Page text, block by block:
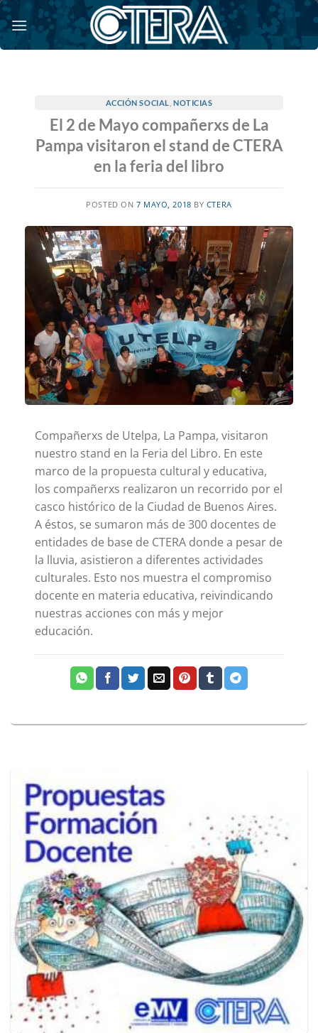
Saltar
al
contenido
ACCIÓN SOCIAL NOTICIAS
El 2 de Mayo compañerxs de La
Pampa visitaron el stand de CTERA
en la feria del libro
POSTED ON 7 MAYO, 2018 BY CTERA
Compañerxs de Utelpa, La Pampa, visitaron
nuestro stand en la Feria del Libro. En este
marco de la propuesta cultural y educativa,
los compañerxs realizaron un recorrido por el
casco histórico de la Ciudad de Buenos Aires.
A éstos, se sumaron más de 300 docentes de
entidades de base de CTERA donde a pesar de
la lluvia, asistieron a diferentes actividades
culturales. Esto nos muestra el compromiso
docente en materia educativa, reivindicando
nuestras acciones con más y mejor
educación.